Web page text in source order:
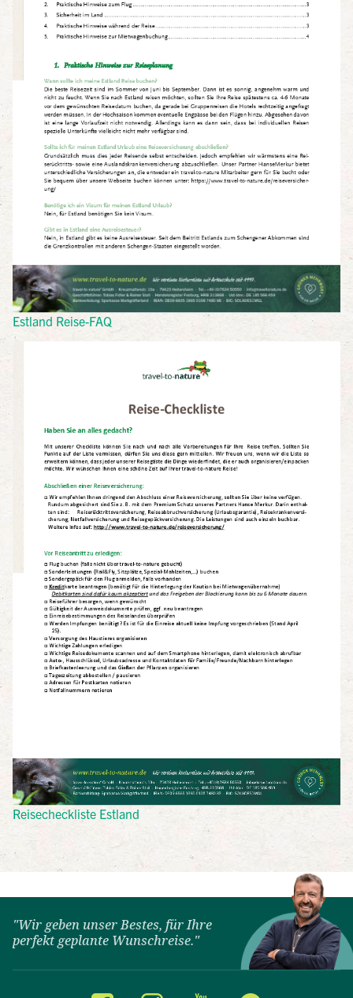
Estland Reise-FAQ
Reisecheckliste Estland
"Wir geben unser Bestes, für Ihre
perfekt geplante Wunschreise."